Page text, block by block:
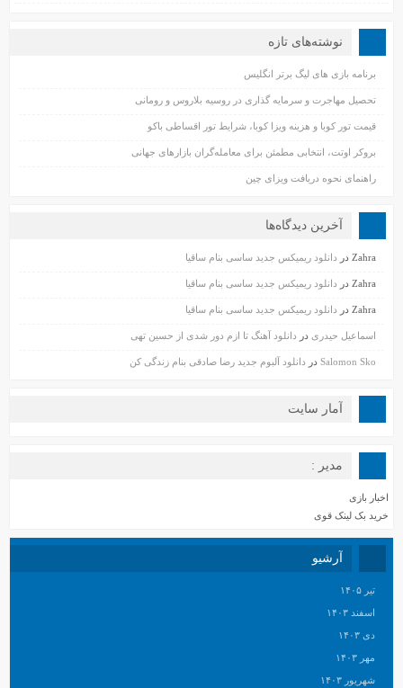
نوشته‌های تازه
برنامه بازی های لیگ برتر انگلیس
تحصیل مهاجرت و سرمایه گذاری در روسیه بلاروس و رومانی
قیمت تور کوبا و هزینه ویزا کوبا، شرایط تور اقساطی باکو
بروکر اوتت، انتخابی مطمئن برای معامله‌گران بازارهای جهانی
راهنمای نحوه دریافت ویزای چین
آخرین دیدگاه‌ها
Zahra در دانلود ریمیکس جدید ساسی بنام ساقیا
Zahra در دانلود ریمیکس جدید ساسی بنام ساقیا
Zahra در دانلود ریمیکس جدید ساسی بنام ساقیا
اسماعیل حیدری در دانلود آهنگ تا ازم دور شدی از حسین تهی
Salomon Sko در دانلود آلبوم جدید رضا صادقی بنام زندگی کن
آمار سایت
مدیر :
اخبار بازی
خرید بک لینک قوی
آرشیو
تیر ۱۴۰۵
اسفند ۱۴۰۳
دی ۱۴۰۳
مهر ۱۴۰۳
شهریور ۱۴۰۳